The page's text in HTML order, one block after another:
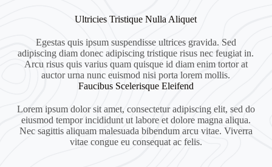
Ultricies Tristique Nulla Aliquet
Egestas quis ipsum suspendisse ultrices gravida. Sed
adipiscing diam donec adipiscing tristique risus nec feugiat in.
Arcu risus quis varius quam quisque id diam enim tortor at
auctor urna nunc euismod nisi porta lorem mollis.
Faucibus Scelerisque Eleifend
Lorem ipsum dolor sit amet, consectetur adipiscing elit, sed do
eiusmod tempor incididunt ut labore et dolore magna aliqua.
Nec sagittis aliquam malesuada bibendum arcu vitae. Viverra
vitae congue eu consequat ac felis.